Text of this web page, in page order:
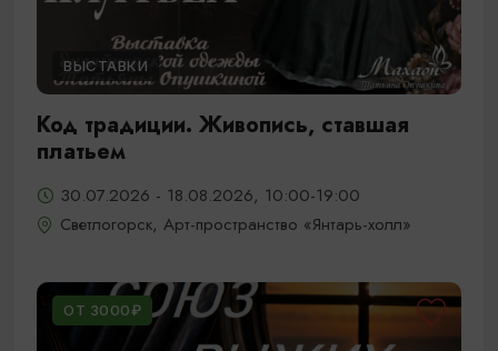
ВЫСТАВКИ
Код традиции. Живопись, ставшая
платьем
30.07.2026 - 18.08.2026, 10:00-19:00
Светлогорск, Арт-пространство «Янтарь-холл»
ОТ 3000₽